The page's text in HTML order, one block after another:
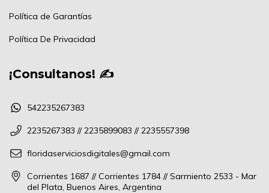
Política de Garantías
Política De Privacidad
¡Consultanos! ✍
542235267383
2235267383 // 2235899083 // 2235557398
floridaserviciosdigitales@gmail.com
Corrientes 1687 // Corrientes 1784 // Sarmiento 2533 - Mar
del Plata, Buenos Aires, Argentina